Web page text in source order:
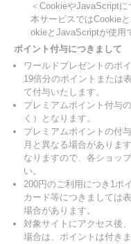
＜CookieやJavaScriptに
本サービスではCookie
okieとJavaScriptが使用
ポイント付与につきまして
ワールドプレゼントのポ
19倍分のポイントまたは
て付与いたします。
プレミアムポイント付与
く）となります。
プレミアムポイントの付
月と異なる場合がありま
なりますので、各ショッ
い。
200円のご利用につき1ポ
カード等につきましては
場合があります。
対象サイトにアクセス後
場合は、ポイントは付きま